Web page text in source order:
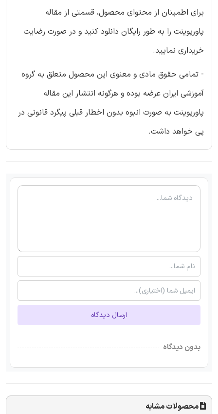
برای اطمینان از محتوای محصول، قسمتی از مقاله
پاورپوینت را به طور رایگان دانلود کنید و در صورت رضایت
خریداری نمایید.
- تمامی حقوق مادی و معنوی این محصول متعلق به گروه
آموزشی ایران عرضه بوده و هرگونه انتشار این مقاله
پاورپوینت به صورت انبوه بدون اخطار قبلی پیگرد قانونی در
پی خواهد داشت.
ارسال دیدگاه
بدون دیدگاه
محصولات مشابه